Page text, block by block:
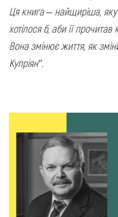
Ця книга – найщиріша,
хотілося б, аби її
Вона змінює життя, як
Купріян”.